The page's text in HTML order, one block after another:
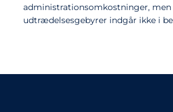
administrationsomkostninger, men
udtrædelsesgebyrer indgår ikke i